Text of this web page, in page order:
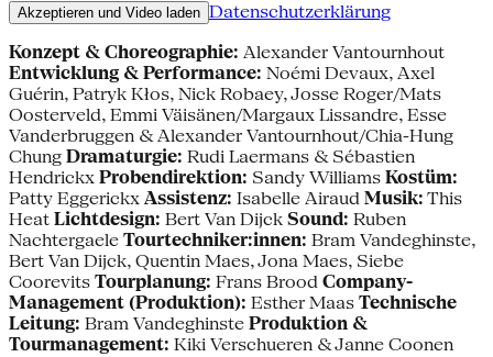
Akzeptieren und Video laden Datenschutzerklärung
Konzept & Choreographie: Alexander Vantournhout
Entwicklung & Performance: Noémi Devaux, Axel
Guérin, Patryk Kłos, Nick Robaey, Josse Roger/Mats
Oosterveld, Emmi Väisänen/Margaux Lissandre, Esse
Vanderbruggen & Alexander Vantournhout/Chia-Hung
Chung Dramaturgie: Rudi Laermans & Sébastien
Hendrickx Probendirektion: Sandy Williams Kostüm:
Patty Eggerickx Assistenz: Isabelle Airaud Musik: This
Heat Lichtdesign: Bert Van Dijck Sound: Ruben
Nachtergaele Tourtechniker:innen: Bram Vandeghinste,
Bert Van Dijck, Quentin Maes, Jona Maes, Siebe
Coorevits Tourplanung: Frans Brood Company-
Management (Produktion): Esther Maas Technische
Leitung: Bram Vandeghinste Produktion &
Tourmanagement: Kiki Verschueren & Janne Coonen